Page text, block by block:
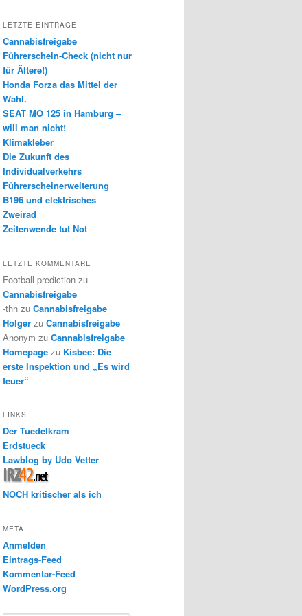
LETZTE EINTRÄGE
Cannabisfreigabe
Führerschein-Check (nicht nur
für Ältere!)
Honda Forza das Mittel der
Wahl.
SEAT MO 125 in Hamburg –
will man nicht!
Klimakleber
Die Zukunft des
Individualverkehrs
Führerscheinerweiterung
B196 und elektrisches
Zweirad
Zeitenwende tut Not
LETZTE KOMMENTARE
Football prediction zu
Cannabisfreigabe
-thh zu Cannabisfreigabe
Holger zu Cannabisfreigabe
Anonym zu Cannabisfreigabe
Homepage zu Kisbee: Die
erste Inspektion und „Es wird
teuer“
LINKS
Der Tuedelkram
Erdstueck
Lawblog by Udo Vetter
NOCH kritischer als ich
META
Anmelden
Eintrags-Feed
Kommentar-Feed
WordPress.org